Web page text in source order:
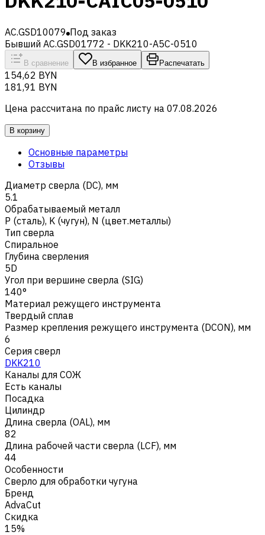
AC.GSD10079 Под заказ
Бывший AC.GSD01772 - DKK210-A5C-0510
В сравнение В избранное Распечатать
154,62 BYN
181,91 BYN
Цена рассчитана по прайс листу на 07.08.2026
В корзину
Основные параметры
Отзывы
Диаметр сверла (DC), мм
5.1
Обрабатываемый металл
Р (сталь), K (чугун), N (цвет.металлы)
Тип сверла
Спиральное
Глубина сверления
5D
Угол при вершине сверла (SIG)
140°
Материал режущего инструмента
Твердый сплав
Размер крепления режущего инструмента (DCON), мм
6
Серия сверл
DKK210
Каналы для СОЖ
Есть каналы
Посадка
Цилиндр
Длина сверла (OAL), мм
82
Длина рабочей части сверла (LCF), мм
44
Особенности
Сверло для обработки чугуна
Бренд
AdvaCut
Скидка
15%